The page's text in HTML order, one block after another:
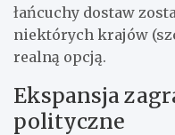
łańcuchy dostaw
niektórych krajów
realną opcją.
Ekspansja
polityczne